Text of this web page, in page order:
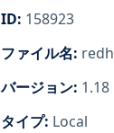
ID: 158923
ファイル名:
バージョン: 1.18
タイプ: Local